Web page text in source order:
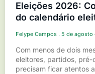
Eleições 2026:
do calendário
Felype Campos 5 de agosto
Com menos de dois
eleitores, partidos,
precisam ficar atentos a